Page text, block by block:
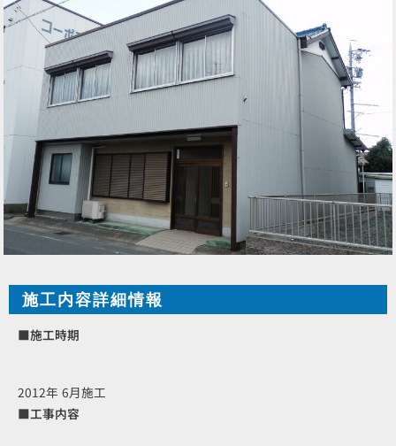
施工内容詳細情報
■施工時期
2012年 6月施工
■工事内容